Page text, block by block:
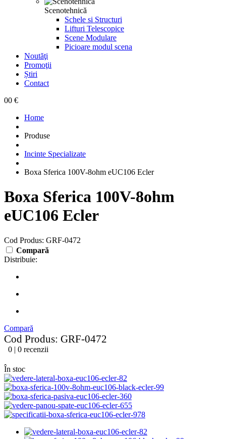
Scenotehnică
Schele si Structuri
Lifturi Telescopice
Scene Modulare
Picioare modul scena
Noutăţi
Promoţii
Știri
Contact
00 €
Home
Produse
Incinte Specializate
Boxa Sferica 100V-8ohm eUC106 Ecler
Boxa Sferica 100V-8ohm
eUC106 Ecler
Cod Produs: GRF-0472
Compară
Distribuie:
Compară
Cod Produs: GRF-0472
0 | 0 recenzii
În stoc